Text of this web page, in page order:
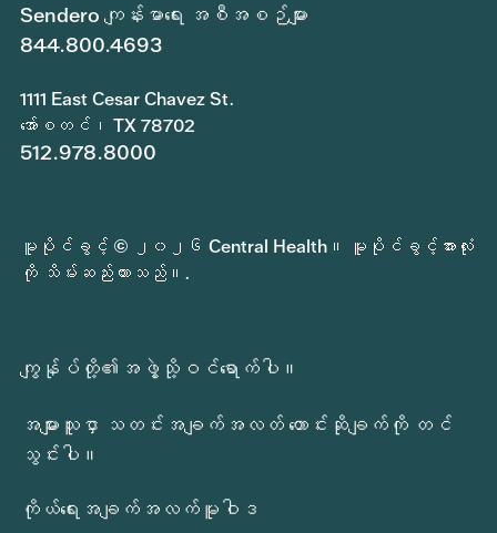
Sendero ကျန်းမာရေး အစီအစဉ်များ
844.800.4693
1111 East Cesar Chavez St.
အော်စတင်၊ TX 78702
512.978.8000
မူပိုင်ခွင့် © ၂၀၂၆ Central Health။ မူပိုင်ခွင့်အားလုံး
ကို သိမ်းဆည်းထားသည်။.
ကျွန်ုပ်တို့၏အဖွဲ့သို့ဝင်ရောက်ပါ။
အများသူငှာ သတင်းအချက်အလတ် တောင်းဆိုချက်ကို တင်
သွင်းပါ။
ကိုယ်ရေးအချက်အလက်မူဝါဒ